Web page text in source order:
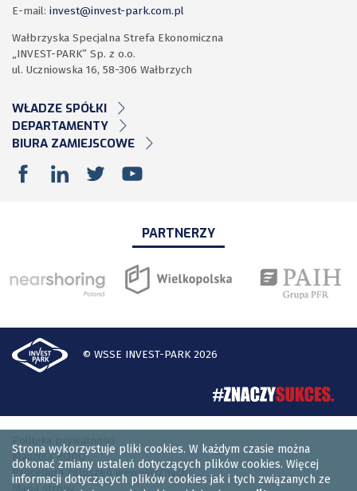
E-mail: invest@invest-park.com.pl
Wałbrzyska Specjalna Strefa Ekonomiczna
„INVEST-PARK” Sp. z o.o.
ul. Uczniowska 16, 58-306 Wałbrzych
WŁADZE SPÓŁKI
DEPARTAMENTY
BIURA ZAMIEJSCOWE
PARTNERZY
© WSSE INVEST-PARK 2026
Polityka prywatności
Klauzula RODO
Procedura zgłoszeń wewnętrznych
Mapa strony
Strona wykorzystuje pliki cookies. W każdym czasie można
dokonać zmiany ustaleń dotyczących plików cookies. Więcej
informacji dotyczących plików cookies jak i tych związanych ze